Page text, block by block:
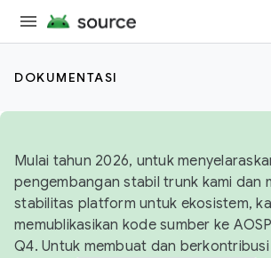
DOKUMENTASI
Mulai tahun 2026, untuk
pengembangan stabil trunk kami dan
stabilitas platform untuk ekosistem,
memublikasikan kode sumber ke
Q4. Untuk membuat dan berkontribusi